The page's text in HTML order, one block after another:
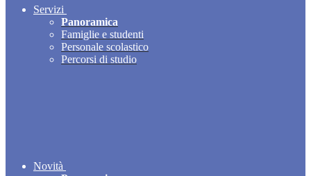
Servizi
Panoramica
Famiglie e studenti
Personale scolastico
Percorsi di studio
Novità